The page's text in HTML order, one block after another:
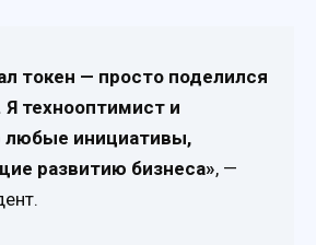
токен — просто поделился
технооптимист и
инициативы,
развитию бизнеса», —